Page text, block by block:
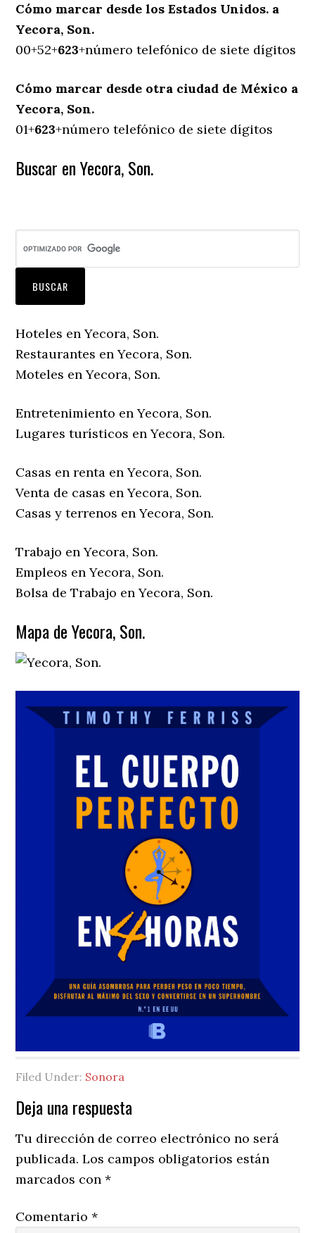
Cómo marcar desde los Estados Unidos. a
Yecora, Son.
00+52+623+número telefónico de siete dígitos
Cómo marcar desde otra ciudad de México a
Yecora, Son.
01+623+número telefónico de siete dígitos
Buscar en Yecora, Son.
Hoteles en Yecora, Son.
Restaurantes en Yecora, Son.
Moteles en Yecora, Son.
Entretenimiento en Yecora, Son.
Lugares turísticos en Yecora, Son.
Casas en renta en Yecora, Son.
Venta de casas en Yecora, Son.
Casas y terrenos en Yecora, Son.
Trabajo en Yecora, Son.
Empleos en Yecora, Son.
Bolsa de Trabajo en Yecora, Son.
Mapa de Yecora, Son.
Filed Under: Sonora
Reader
Interactions
Deja una respuesta
Tu dirección de correo electrónico no será
publicada. Los campos obligatorios están
marcados con*
Comentario*